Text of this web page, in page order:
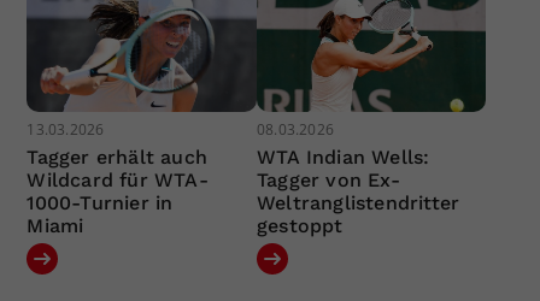
13.03.2026
Tagger erhält auch
Wildcard für WTA-
1000-Turnier in
Miami
08.03.2026
WTA Indian Wells:
Tagger von Ex-
Weltranglistendritter
gestoppt